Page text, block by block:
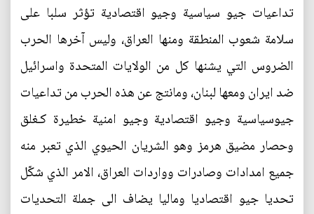
تداعيات جيو سياسية وجيو اقتصادية تؤثر سلبا على
سلامة شعوب المنطقة ومنها العراق، وليس آخرها الحرب
الضروس التي يشنها كل من الولايات المتحدة واسرائيل
ضد ايران ومعها لبنان، ومانتج عن هذه الحرب من تداعيات
جيوسياسية وجيو اقتصادية وجيو امنية خطيرة كـغلق
وحصار مضيق هرمز وهو الشريان الحيوي الذي تعبر منه
جميع امدادات وصادرات وواردات العراق، الامر الذي شكّل
تحديا جيو اقتصاديا وماليا يضاف الى جملة التحديات